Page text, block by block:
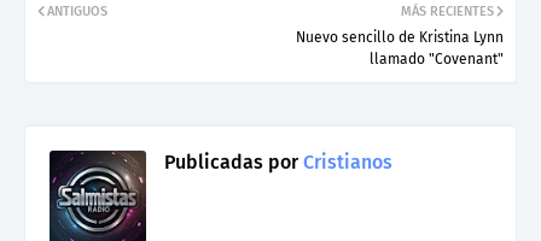
MÁS RECIENTES
Nuevo sencillo de Kristina Lynn
llamado "Covenant"
ANTIGUOS
Publicadas porCristianos